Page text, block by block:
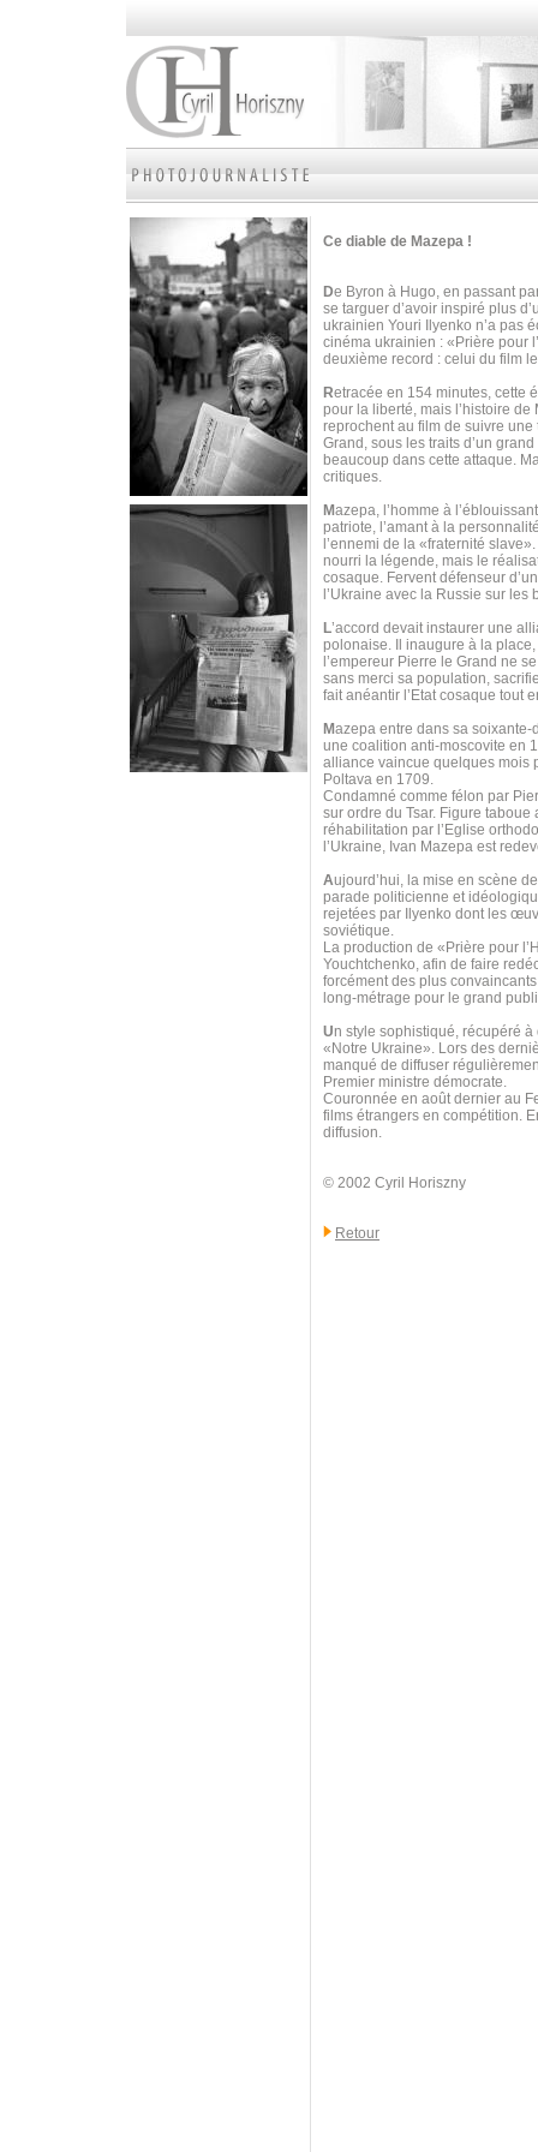
Ce diable de Mazepa !
De Byron à Hugo, en passant
se targuer d’avoir inspiré plus
ukrainien Youri Ilyenko n’a pas
cinéma ukrainien : «Prière pour
deuxième record : celui du film
Retracée en 154 minutes, cette
pour la liberté, mais l’histoire
reprochent au film de suivre
Grand, sous les traits d’un
beaucoup dans cette attaque.
critiques.
Mazepa, l’homme à
patriote, l’amant à la
l’ennemi de la «fraternité
nourri la légende, mais le
cosaque. Fervent défenseur
l’Ukraine avec la Russie sur
L’accord devait instaurer une
polonaise. Il inaugure à la
l’empereur Pierre le Grand ne
sans merci sa population,
fait anéantir l’Etat cosaque tout
Mazepa entre dans sa soixante-
une coalition anti-moscovite en
alliance vaincue quelques mois
Poltava en 1709.
Condamné comme félon par
sur ordre du Tsar. Figure
réhabilitation par l’Eglise
l’Ukraine, Ivan Mazepa est
Aujourd’hui, la mise en scène
parade politicienne et
rejetées par Ilyenko dont les
soviétique.
La production de «Prière pour
Youchtchenko, afin de faire
forcément des plus
long-métrage pour le grand
Un style sophistiqué, récupéré
«Notre Ukraine». Lors des
manqué de diffuser
Premier ministre démocrate.
Couronnée en août dernier au
films étrangers en compétition.
diffusion.
© 2002 Cyril Horiszny
Retour